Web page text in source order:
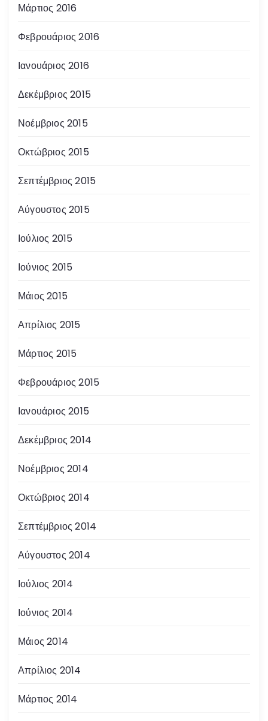
Μάρτιος 2016
Φεβρουάριος 2016
Ιανουάριος 2016
Δεκέμβριος 2015
Νοέμβριος 2015
Οκτώβριος 2015
Σεπτέμβριος 2015
Αύγουστος 2015
Ιούλιος 2015
Ιούνιος 2015
Μάιος 2015
Απρίλιος 2015
Μάρτιος 2015
Φεβρουάριος 2015
Ιανουάριος 2015
Δεκέμβριος 2014
Νοέμβριος 2014
Οκτώβριος 2014
Σεπτέμβριος 2014
Αύγουστος 2014
Ιούλιος 2014
Ιούνιος 2014
Μάιος 2014
Απρίλιος 2014
Μάρτιος 2014